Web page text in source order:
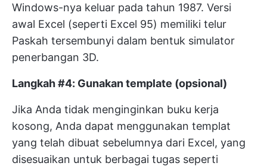
Windows-nya keluar pada tahun 1987. Versi
awal Excel (seperti Excel 95) memiliki telur
Paskah tersembunyi dalam bentuk simulator
penerbangan 3D.
Langkah #4: Gunakan template (opsional)
Jika Anda tidak menginginkan buku kerja
kosong, Anda dapat menggunakan templat
yang telah dibuat sebelumnya dari Excel, yang
disesuaikan untuk berbagai tugas seperti